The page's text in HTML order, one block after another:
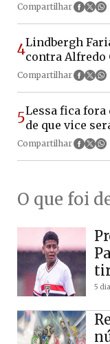
Compartilhar
4Lindbergh
contra Alfredo
Compartilhar
5Lessa fica fora
de que vice
Compartilhar
O que foi
5